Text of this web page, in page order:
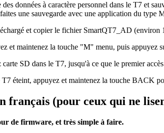
données à caractère personnel dans le T7 et
une sauvegarde avec une application du
et copier le fichier SmartQT7_AD (environ
et maintenez la touche "M" menu, puis
SD dans le T7, jusqu'à ce que le premier
éteint, appuyez et maintenez la touche BACK
(pour ceux qui ne
de firmware, et très simple à faire.